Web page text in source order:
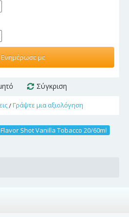
Ενημέρωσε με
Σύγκριση
/Γράψτε μια αξιολόγηση
Shot Vanilla Tobacco 20/60ml